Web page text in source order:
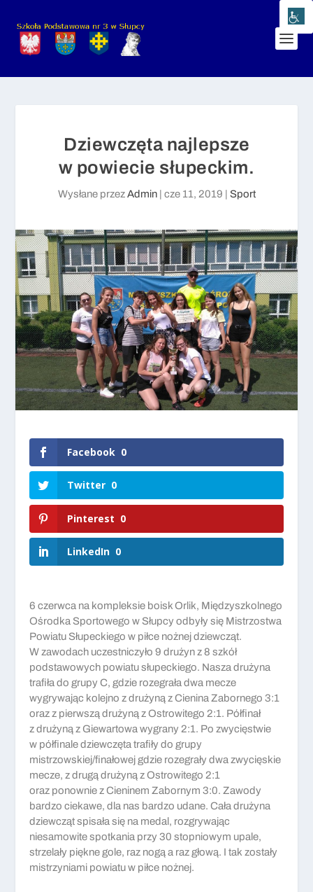
Dziewczęta najlepsze
w powiecie słupeckim.
Wysłane przezAdmin| cze 11, 2019 Sport
Facebook 0
Twitter 0
Pinterest 0
LinkedIn 0
6 czerwca na kompleksie boisk Orlik, Międzyszkolnego
Ośrodka Sportowego w Słupcy odbyły się Mistrzostwa
Powiatu Słupeckiego w piłce nożnej dziewcząt.
W zawodach uczestniczyło 9 drużyn z 8 szkół
podstawowych powiatu słupeckiego. Nasza drużyna
trafiła do grupy C, gdzie rozegrała dwa mecze
wygrywając kolejno z drużyną z Cienina Zabornego 3:1
oraz z pierwszą drużyną z Ostrowitego 2:1. Półfinał
z drużyną z Giewartowa wygrany 2:1. Po zwycięstwie
w półfinale dziewczęta trafiły do grupy
mistrzowskiej/finałowej gdzie rozegrały dwa zwycięskie
mecze, z drugą drużyną z Ostrowitego 2:1
oraz ponownie z Cieninem Zabornym 3:0. Zawody
bardzo ciekawe, dla nas bardzo udane. Cała drużyna
dziewcząt spisała się na medal, rozgrywając
niesamowite spotkania przy 30 stopniowym upale,
strzelały piękne gole, raz nogą a raz głową. I tak zostały
mistrzyniami powiatu w piłce nożnej.